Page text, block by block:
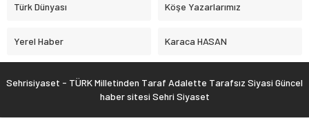
Türk Dünyası Köşe Yazarlarımız
Yerel Haber Karaca HASAN
Sehrisiyaset - TÜRK Milletinden Taraf Adalette Tarafsız Siyasi Güncel
haber sitesi Sehri Siyaset